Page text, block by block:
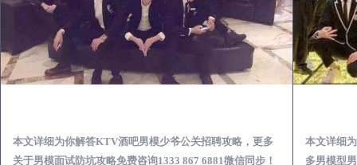
本文详细为你解答KTV酒吧男模少爷公关招聘攻略，更多
关于男模面试防坑攻略免费咨询1333 867 6881微信同步！
本文详细
多男模型